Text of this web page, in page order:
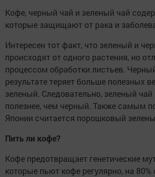
Кофе, черный чай и зеленый чай
которые защищают от рака и
Интересен тот факт, что зеленый и
происходят от одного растения, но
процессом обработки листьев.
результате теряет больше полезных
зеленый. Следовательно, зеленый чай
полезнее, чем черный. Также самым
Японии считается порошковый
Пить ли кофе?
Кофе предотвращает генетические
которые пьют кофе регулярно, на